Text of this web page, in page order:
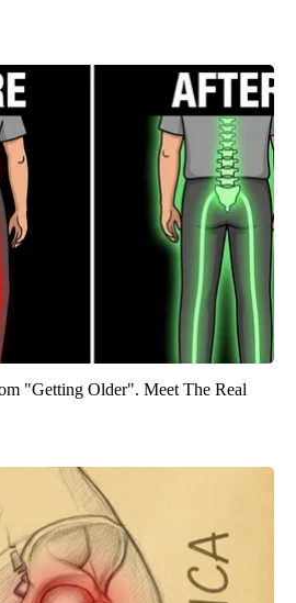
"Getting Older". Meet The Real